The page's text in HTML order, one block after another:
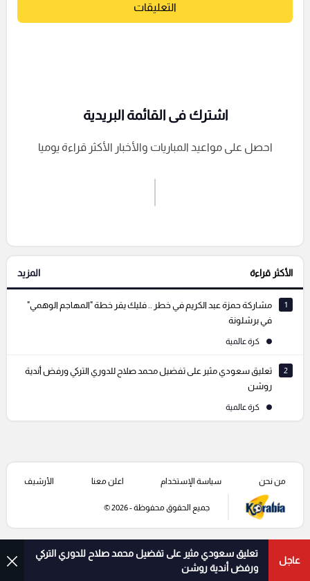
التعليقات
إرسال تعليق
التعليقات السابقة
اشترك فى القائمة البريدية
احصل على مواعيد المباريات والأخبار الأكثر قراءة يوميا
الأكثر قراءة المزيد
1
مشاركة حمزة عبد الكريم في خطر .. فليك يقر خطة "المهاجم الوهمي"
في برشلونة
كرة عالمية
2
تعليق سعودي مثير على تفضيل محمد صلاح للدوري التركي ورفض أندية
روشن
كرة عالمية
عاجل
تعليق سعودي مثير على تفضيل محمد صلاح للدوري التركي
ورفض أندية روشن
من نحن سياسة الإستخدام اعلن معنا الأرشيف
جميع الحقوق محفوظة - 2026 ©